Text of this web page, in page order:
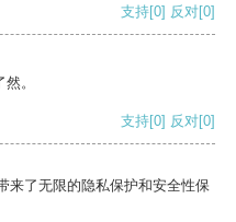
支持[0] 反对[0]
。
支持[0] 反对[0]
来了无限的隐私保护和安全性保